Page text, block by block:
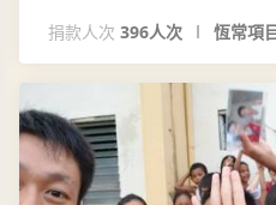
捐款人次 396人次 恆常項